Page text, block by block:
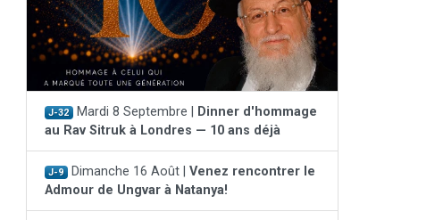
J-32 Mardi 8 Septembre |
Dinner d'hommage
au Rav Sitruk à Londres — 10 ans déjà
J-9 Dimanche 16 Août | Venez rencontrer le
Admour de Ungvar à Natanya!